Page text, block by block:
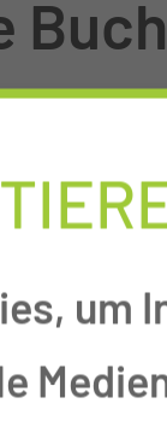
um